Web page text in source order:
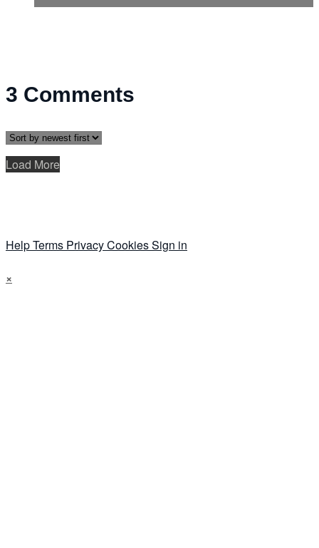
3 Comments
Load More
HelpTerms PrivacyCookiesSign in
×